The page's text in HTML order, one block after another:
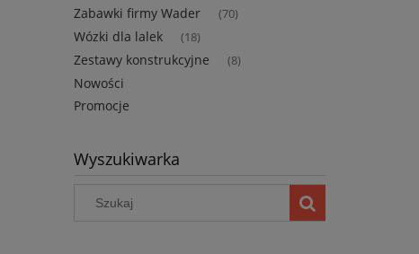
Zabawki firmy Wader (70)
Wózki dla lalek (18)
Zestawy konstrukcyjne (8)
Nowości
Promocje
Wyszukiwarka